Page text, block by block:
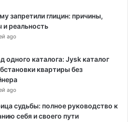
запретили глицин: причины,
реальность
ago
одного каталога: Jysk каталог
квартиры без
ago
судьбы: полное руководство к
себя и своего пути